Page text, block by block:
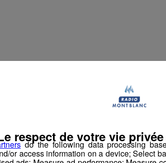
10h03
09h34
09h04
08h33
08h04
07h30
do the following data processing
or access information on a device; Select
respect de votre vie